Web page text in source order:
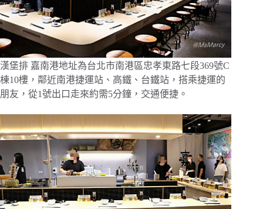
漢堡排 嘉南港地址為台北市南港區忠孝東路七段369號C
棟10樓，鄰近南港捷運站、高鐵、台鐵站，搭乘捷運的
朋友，從1號出口走來約需5分鐘，交通便捷。